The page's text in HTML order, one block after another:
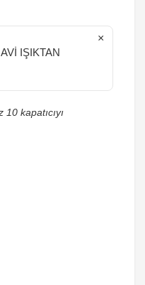
IŞIKTAN
×
kapatıcıyı